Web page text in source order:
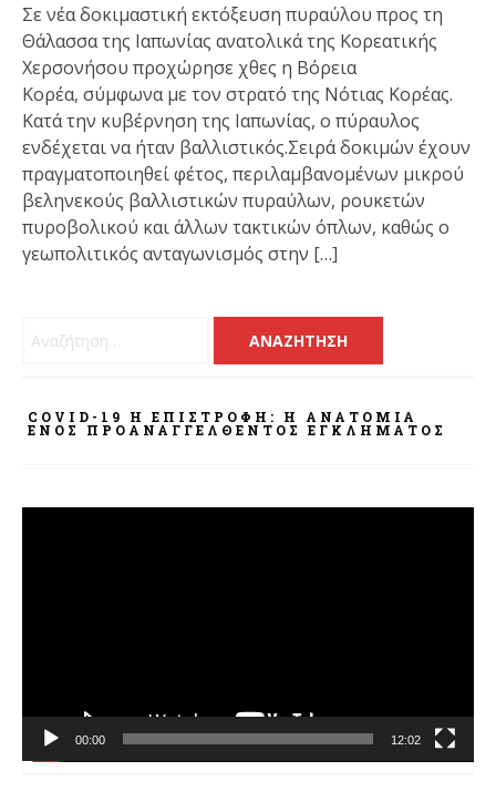
Σε νέα δοκιμαστική εκτόξευση πυραύλου προς τη
Θάλασσα της Ιαπωνίας ανατολικά της Κορεατικής
Χερσονήσου προχώρησε χθες η Βόρεια
Κορέα, σύμφωνα με τον στρατό της Νότιας Κορέας.
Κατά την κυβέρνηση της Ιαπωνίας, ο πύραυλος
ενδέχεται να ήταν βαλλιστικός.Σειρά δοκιμών έχουν
πραγματοποιηθεί φέτος, περιλαμβανομένων μικρού
βεληνεκούς βαλλιστικών πυραύλων, ρουκετών
πυροβολικού και άλλων τακτικών όπλων, καθώς ο
γεωπολιτικός ανταγωνισμός στην […]
Αναζήτηση για:
COVID-19 Η ΕΠΙΣΤΡΟΦΗ: Η ΑΝΑΤΟΜΊΑ
ΕΝΌΣ ΠΡΟΑΝΑΓΓΕΛΘΈΝΤΟΣ ΕΓΚΛΉΜΑΤΟΣ
00:00 12:02